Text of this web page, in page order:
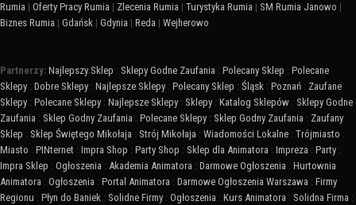
Rumia | Oferty Pracy Rumia | Zlecenia Rumia | Turystyka Rumia | SM Rumia Janowo |
Biznes Rumia | Gdańsk | Gdynia | Reda | Wejherowo
Partnerzy: Najlepszy Sklep : Sklepy Godne Zaufania : Polecany Sklep : Polecane
Sklepy : Dobre Sklepy : Najlepsze Sklepy : Polecany Sklep : Śląsk : Poznań : Zaufane
Sklepy : Polecane Sklepy : Najlepsze Sklepy : Sklepy : Katalog Sklepów : Sklepy Godne
Zaufania : Sklep Godny Zaufania : Polecane Sklepy : Sklep Godny Zaufania : Zaufany
Sklep : Sklep Świętego Mikołaja : Strój Mikołaja : Wiadomości Lokalne : Trójmiasto :
Miasto : PINternet : Impra Shop : Party Shop : Sklep dla Animatora : Impreza : Party :
Impra Sklep : Ogłoszenia : Akademia Animatora : Darmowe Ogłoszenia : Hurtownia
Animatora : Ogłoszenia : Portal Animatora : Darmowe Ogłoszenia Warszawa : Firmy
Regionu : Płyn do Baniek : Solidne Firmy : Ogłoszenia : Kurs Animatora : Solidna Firma :